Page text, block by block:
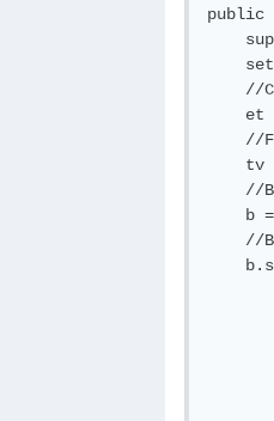
public
//
et
//
tv
//
b
//